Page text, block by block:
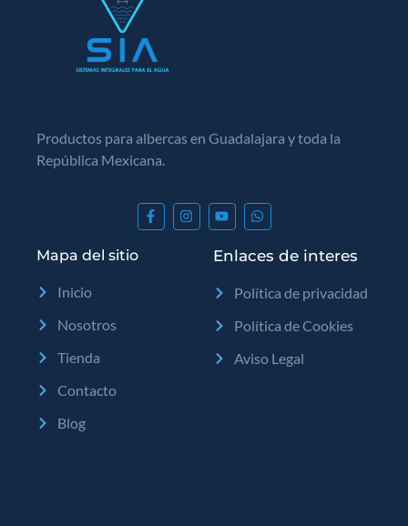
Productos para albercas en Guadalajara y toda la
República Mexicana.
Mapa del sitio
Inicio
Nosotros
Tienda
Contacto
Blog
Enlaces de interes
Política de privacidad
Política de Cookies
Aviso Legal